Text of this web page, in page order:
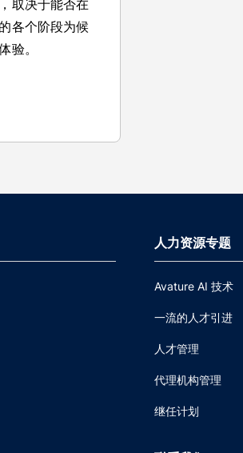
取决于能否在
各个阶段为候
验。
人力资源专题
Avature AI 技术
一流的人才引进
人才管理
代理机构管理
继任计划